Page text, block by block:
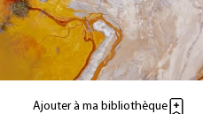
Ajouter à ma bibliothèque